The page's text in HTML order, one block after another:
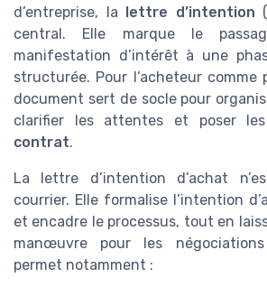
d’entreprise, la lettre d’intention
central. Elle marque le
manifestation d’intérêt à une
structurée. Pour l’acheteur comme
document sert de socle pour
clarifier les attentes et poser
contrat.
La lettre d’intention d’achat
courrier. Elle formalise l’intention
et encadre le processus, tout en
manœuvre pour les
permet notamment :